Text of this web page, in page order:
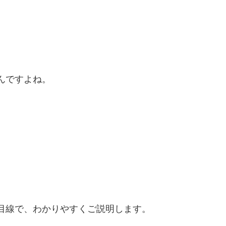
すよね。
で、わかりやすくご説明します。